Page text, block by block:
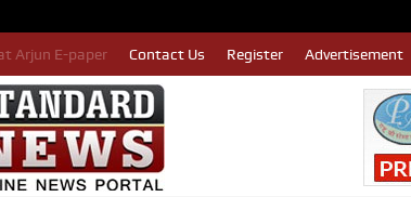
Arjun E-paper Contact Us Register Advertisement